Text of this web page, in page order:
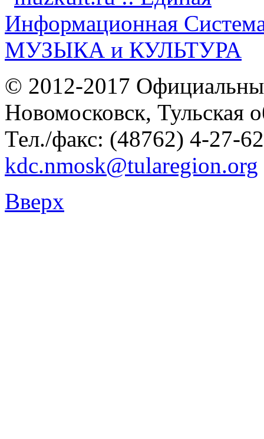
© 2012-2017
Новомосковск, Тульская
Тел./факс: (48762) 4-27-
kdc.nmosk@tularegion.org
Вверх